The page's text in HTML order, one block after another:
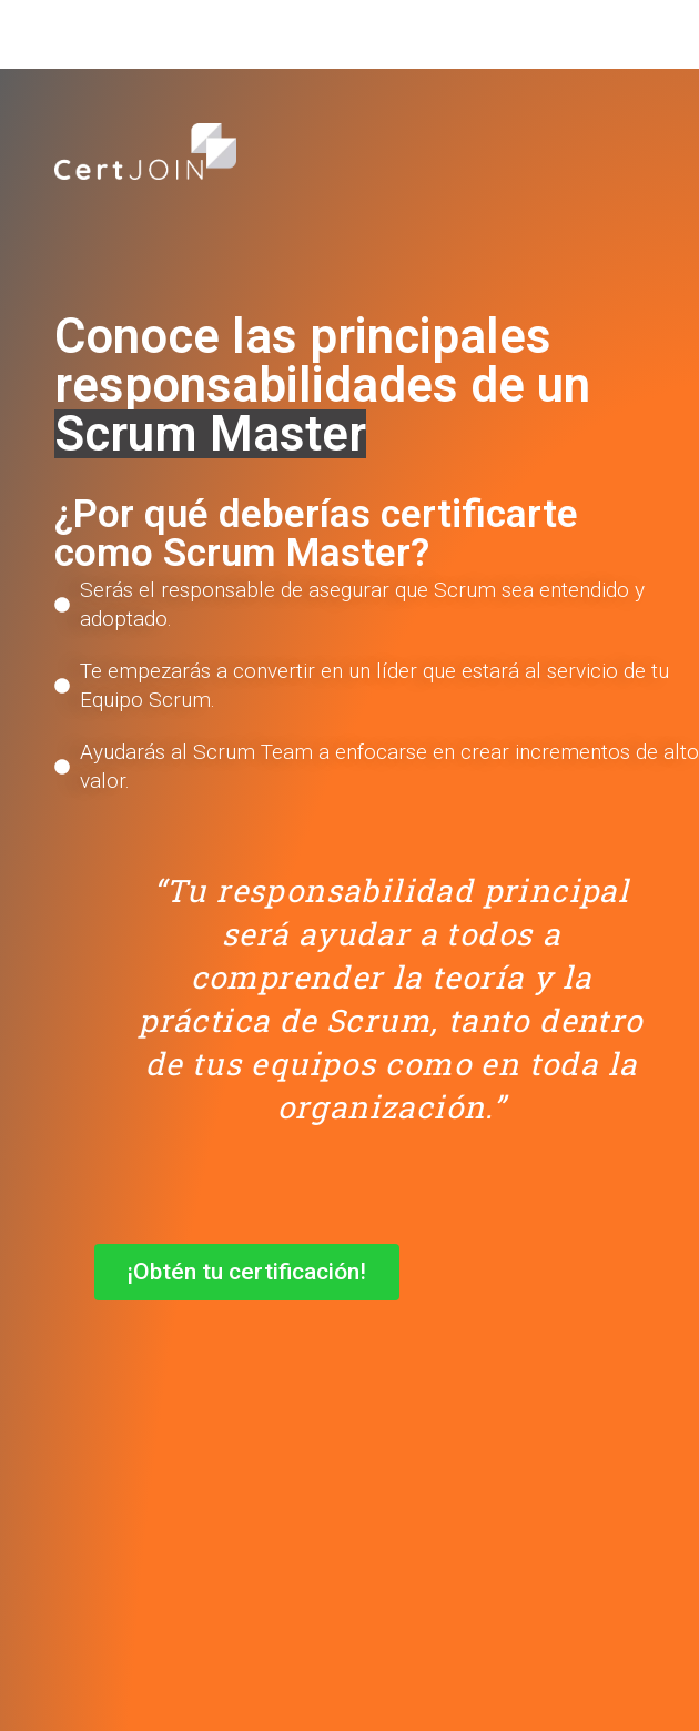
Conoce las principales
responsabilidades de un
Scrum Master
¿Por qué deberías certificarte
como Scrum Master?
Serás el responsable de asegurar que Scrum sea entendido y
adoptado.
Te empezarás a convertir en un líder que estará al servicio de tu
Equipo Scrum.
Ayudarás al Scrum Team a enfocarse en crear incrementos de alto
valor.
“Tu responsabilidad principal
será ayudar a todos a
comprender la teoría y la
práctica de Scrum, tanto dentro
de tus equipos como en toda la
organización.”
¡Obtén tu certificación!